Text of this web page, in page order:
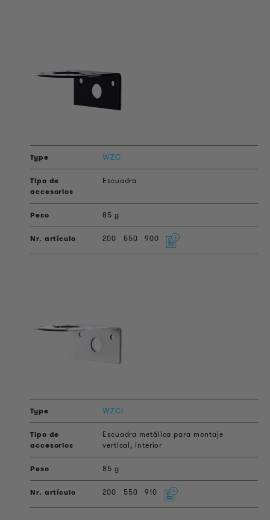
WZC
Escuadra
85 g
200 550 900
WZCI
Escuadra metálica para montaje
vertical, interior
85 g
200 550 910